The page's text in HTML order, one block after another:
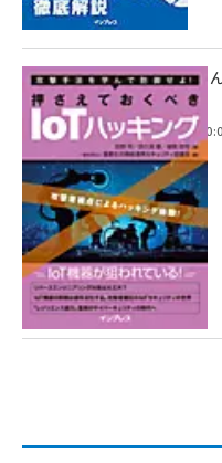
攻撃手法を学
ハッキング
2022年6月14日